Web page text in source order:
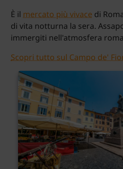
È il mercato più vivace di
di vita notturna la sera.
immergiti nell'atmosfera
Scopri tutto sul Campo de'